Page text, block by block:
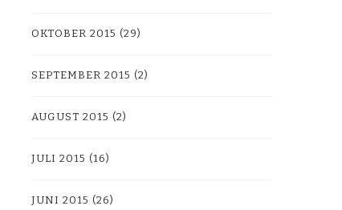
OKTOBER 2015 (29)
SEPTEMBER 2015 (2)
AUGUST 2015 (2)
JULI 2015 (16)
JUNI 2015 (26)